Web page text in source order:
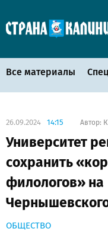
Все материалы
26.09.2024 14:15 Автор:
Университет
сохранить
филологов» на
ОБЩЕСТВО